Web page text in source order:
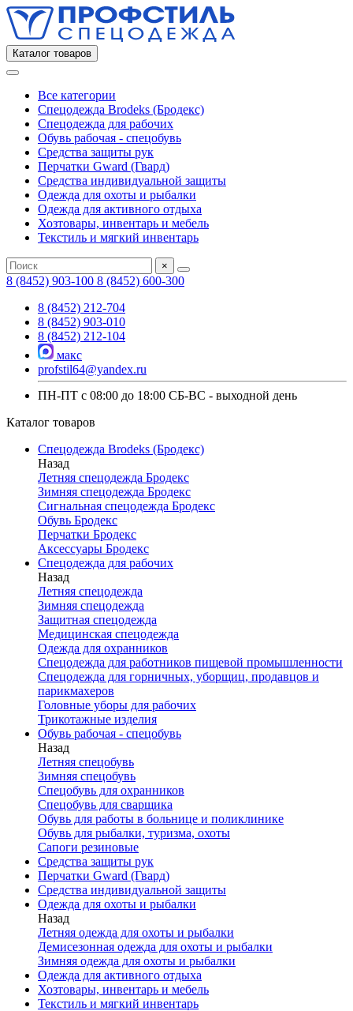
Каталог товаров
Все категории
Спецодежда Brodeks (Бродекс)
Спецодежда для рабочих
Обувь рабочая - спецобувь
Средства защиты рук
Перчатки Gward (Гвард)
Средства индивидуальной защиты
Одежда для охоты и рыбалки
Одежда для активного отдыха
Хозтовары, инвентарь и мебель
Текстиль и мягкий инвентарь
×
8 (8452) 903-100 8 (8452) 600-300
8 (8452) 212-704
8 (8452) 903-010
8 (8452) 212-104
макс
profstil64@yandex.ru
ПН-ПТ с 08:00 до 18:00 СБ-ВС - выходной день
Каталог товаров
Спецодежда Brodeks (Бродекс)
Назад
Летняя спецодежда Бродекс
Зимняя спецодежда Бродекс
Сигнальная спецодежда Бродекс
Обувь Бродекс
Перчатки Бродекс
Аксессуары Бродекс
Спецодежда для рабочих
Назад
Летняя спецодежда
Зимняя спецодежда
Защитная спецодежда
Медицинская спецодежда
Одежда для охранников
Спецодежда для работников пищевой промышленности
Спецодежда для горничных, уборщиц, продавцов и
парикмахеров
Головные уборы для рабочих
Трикотажные изделия
Обувь рабочая - спецобувь
Назад
Летняя спецобувь
Зимняя спецобувь
Спецобувь для охранников
Спецобувь для сварщика
Обувь для работы в больнице и поликлинике
Обувь для рыбалки, туризма, охоты
Сапоги резиновые
Средства защиты рук
Перчатки Gward (Гвард)
Средства индивидуальной защиты
Одежда для охоты и рыбалки
Назад
Летняя одежда для охоты и рыбалки
Демисезонная одежда для охоты и рыбалки
Зимняя одежда для охоты и рыбалки
Одежда для активного отдыха
Хозтовары, инвентарь и мебель
Текстиль и мягкий инвентарь